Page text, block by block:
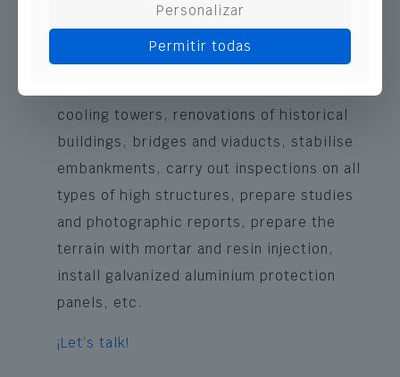
We cover any type of renovation or
demolition work in buildings.
cooling towers, renovations of historical
buildings, bridges and viaducts, stabilise
embankments, carry out inspections on all
types of high structures, prepare studies
and photographic reports, prepare the
terrain with mortar and resin injection,
install galvanized aluminium protection
panels, etc.
¡Let’s talk!
Personalizar
Permitir todas